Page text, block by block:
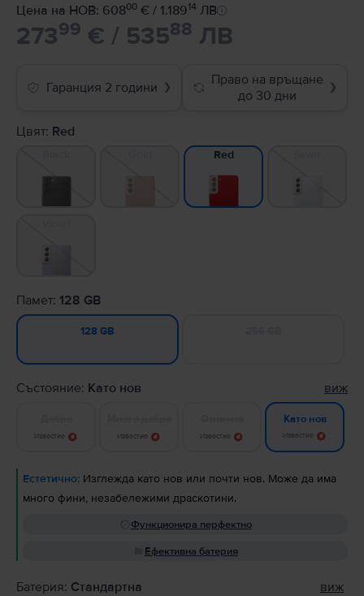
Цена на НОВ: 60800 € / 1.18914 ЛВ
27399 € / 53588 ЛВ
Гаранция 2 години ❯
Право на връщане
до 30 дни
❯
Цвят: Red
Red
Памет: 128 GB
128 GB
Състояние: Като нов виж
Известие Известие Известие
Като нов
Известие
Естетично: Изглежда като нов или почти нов. Може да има
много фини, незабележими драскотини.
Функционира перфектно
Ефективна батерия
Батерия: Стандартна виж